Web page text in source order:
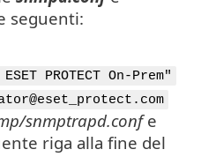
seguenti:
PROTECT On-Prem"
snmptrapd.confe
riga alla fine del